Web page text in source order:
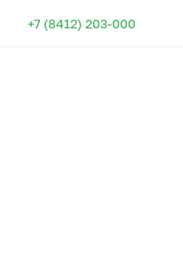
+7 (8412) 203-000